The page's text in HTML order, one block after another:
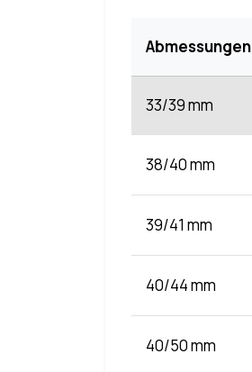
Abmessungen
33/39 mm
38/40 mm
39/41 mm
40/44 mm
40/50 mm